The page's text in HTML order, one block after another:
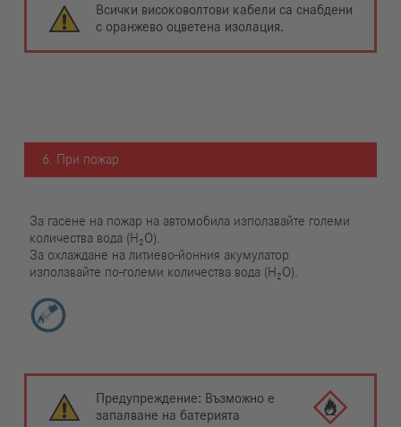
Всички високоволтови кабели са снабдени
с оранжево оцветена изолация.
6. При пожар
За гасене на пожар на автомобила използвайте големи
количества вода (H₂O).
За охлаждане на литиево-йонния акумулатор
използвайте по-големи количества вода (H₂O).
Предупреждение: Възможно е
запалване на батерията